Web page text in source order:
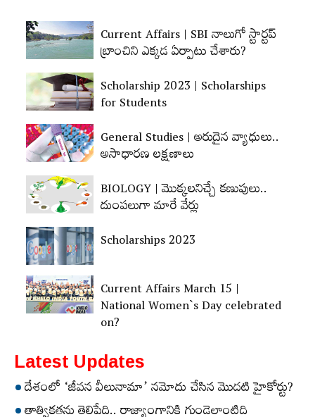
Current Affairs | SBI నాలుగో స్టార్టప్‌
బ్రాంచిని ఎక్కడ ఏర్పాటు చేశారు?
Scholarship 2023 | Scholarships
for Students
General Studies | అరుదైన వ్యాధులు..
అసాధారణ లక్షణాలు
BIOLOGY | మొక్కలనిచ్చే కణుపులు..
దుంపలుగా మారే వేర్లు
Scholarships 2023
Current Affairs March 15 |
National Women`s Day celebrated
on?
Latest Updates
దేశంలో ‘జీవన వీలునామా’ నమోదు చేసిన మొదటి హైకోర్టు?